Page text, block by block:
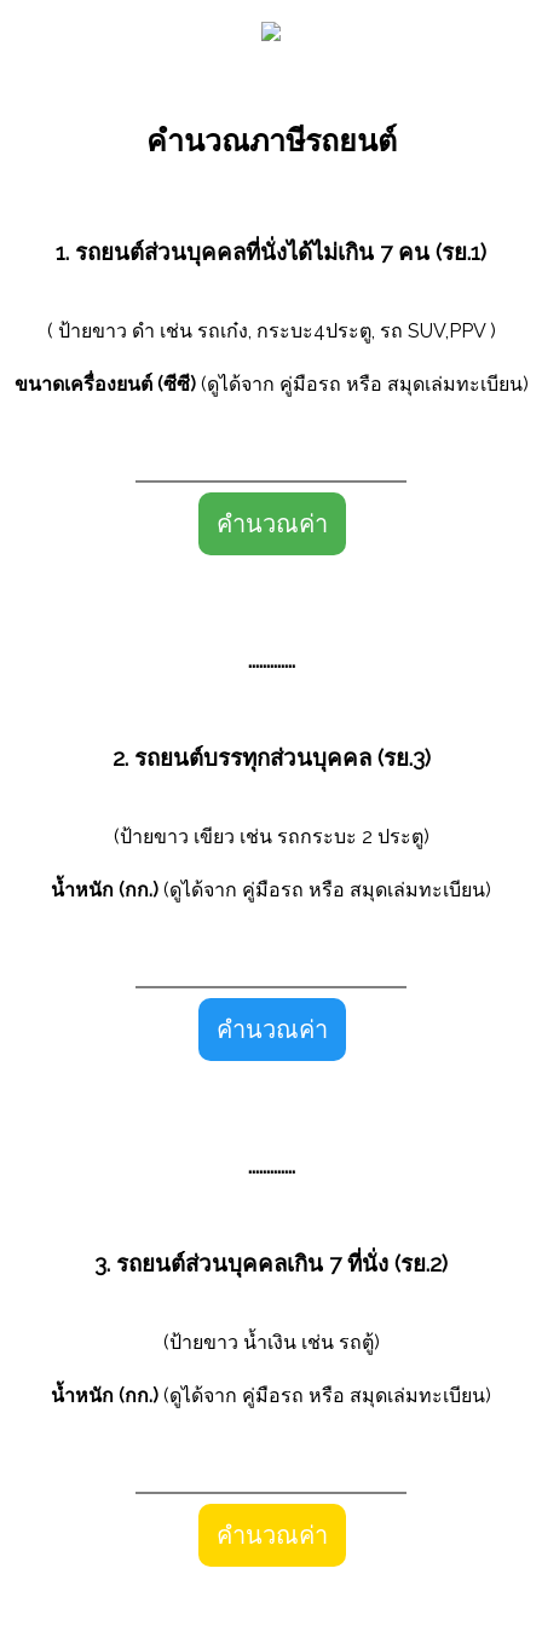
คำนวณภาษีรถยนต์
1. รถยนต์ส่วนบุคคลที่นั่งได้ไม่เกิน 7 คน (รย.1)
( ป้ายขาว ดำ เช่น รถเก๋ง, กระบะ4ประตู, รถ SUV,PPV )
ขนาดเครื่องยนต์ (ซีซี) (ดูได้จาก คู่มือรถ หรือ สมุดเล่มทะเบียน)
คำนวณค่า
.............
2. รถยนต์บรรทุกส่วนบุคคล (รย.3)
(ป้ายขาว เขียว เช่น รถกระบะ 2 ประตู)
น้ำหนัก (กก.) (ดูได้จาก คู่มือรถ หรือ สมุดเล่มทะเบียน)
คำนวณค่า
.............
3. รถยนต์ส่วนบุคคลเกิน 7 ที่นั่ง (รย.2)
(ป้ายขาว น้ำเงิน เช่น รถตู้)
น้ำหนัก (กก.) (ดูได้จาก คู่มือรถ หรือ สมุดเล่มทะเบียน)
คำนวณค่า